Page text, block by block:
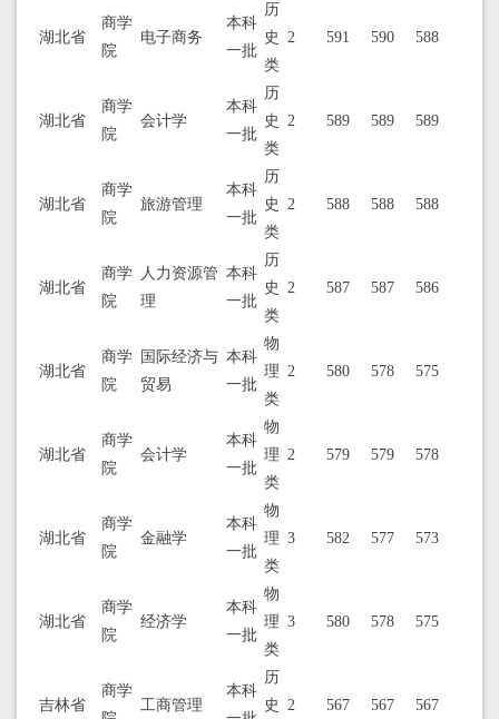
湖北省
商学
院
电子商务
本科
一批
历
史
类
2 591 590 588
湖北省
商学
院
会计学
本科
一批
历
史
类
2 589 589 589
湖北省
商学
院
旅游管理
本科
一批
历
史
类
2 588 588 588
湖北省
商学
院
人力资源管
理
本科
一批
历
史
类
2 587 587 586
湖北省
商学
院
国际经济与
贸易
本科
一批
物
理
类
2 580 578 575
湖北省
商学
院
会计学
本科
一批
物
理
类
2 579 579 578
湖北省
商学
院
金融学
本科
一批
物
理
类
3 582 577 573
湖北省
商学
院
经济学
本科
一批
物
理
类
3 580 578 575
吉林省
商学
工商管理
本科
历
史 2 567 567 567